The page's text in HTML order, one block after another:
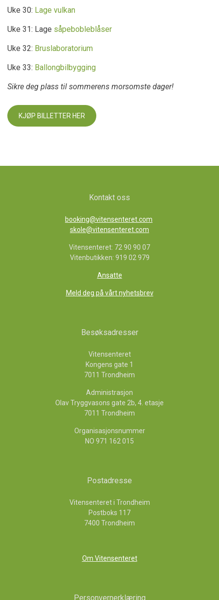
Uke 30: Lage vulkan
Uke 31: Lage såpebobleblåser
Uke 32: Bruslaboratorium
Uke 33: Ballongbilbygging
Sikre deg plass til sommerens morsomste dager!
KJØP BILLETTER HER
Kontakt oss
booking@vitensenteret.com
skole@vitensenteret.com
Vitensenteret: 72 90 90 07
Vitenbutikken: 919 02 979
Ansatte
Meld deg på vårt nyhetsbrev
Besøksadresser
Vitensenteret
Kongens gate 1
7011 Trondheim
Administrasjon
Olav Tryggvasons gate 2b, 4. etasje
7011 Trondheim
Organisasjonsnummer
NO 971 162 015
Postadresse
Vitensenteret i Trondheim
Postboks 117
7400 Trondheim
Om Vitensenteret
Personvernerklæring